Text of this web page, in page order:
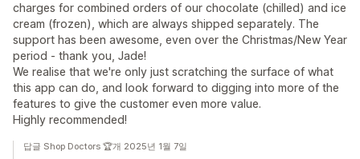
charges for combined orders of our chocolate (chilled) and ice
cream (frozen), which are always shipped separately. The
support has been awesome, even over the Christmas/New Year
period - thank you, Jade!
We realise that we're only just scratching the surface of what
this app can do, and look forward to digging into more of the
features to give the customer even more value.
Highly recommended!
답글 Shop Doctors 🏆개 2025년 1월 7일